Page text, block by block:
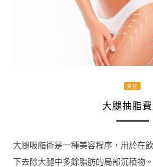
美容
大腿抽脂費
大腿吸脂術是一種美容程序，用於在
下去除大腿中多餘脂肪的局部沉積物